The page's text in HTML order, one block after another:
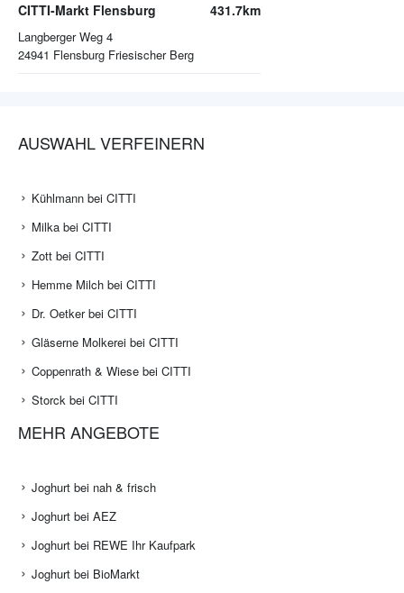
CITTI-Markt Flensburg
Langberger Weg 4
24941 Flensburg Friesischer Berg
431.7km
AUSWAHL VERFEINERN
Kühlmann bei CITTI
Milka bei CITTI
Zott bei CITTI
Hemme Milch bei CITTI
Dr. Oetker bei CITTI
Gläserne Molkerei bei CITTI
Coppenrath & Wiese bei CITTI
Storck bei CITTI
MEHR ANGEBOTE
Joghurt bei nah & frisch
Joghurt bei AEZ
Joghurt bei REWE Ihr Kaufpark
Joghurt bei BioMarkt